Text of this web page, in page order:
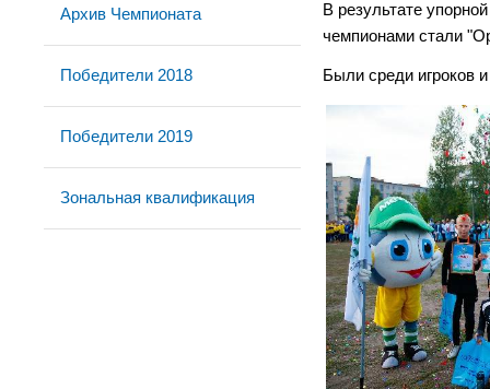
Архив Чемпионата
Победители 2018
Победители 2019
Зональная квалификация
В результате
чемпионами стали
Были среди игроков